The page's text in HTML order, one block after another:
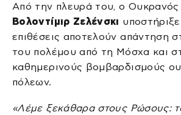
Από την πλευρά του, ο
Βολοντίμιρ Ζελένσκι υποστήριξε
επιθέσεις αποτελούν απάντηση
του πολέμου από τη Μόσχα και
καθημερινούς βομβαρδισμούς
πόλεων.
«Λέμε ξεκάθαρα στους Ρώσους: